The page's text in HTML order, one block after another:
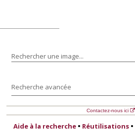
Rechercher une image...
Recherche avancée
Contactez-nous ici
Aide à la recherche • Réutilisations •